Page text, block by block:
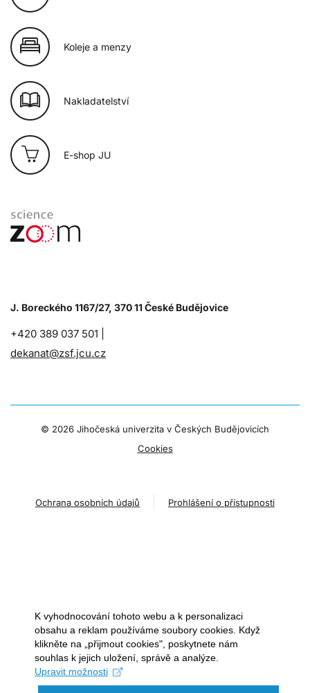
Koleje a menzy
Nakladatelství
E-shop JU
J. Boreckého 1167/27, 370 11 České Budějovice
+420 389 037 501 |
dekanat@zsf.jcu.cz
© 2026 Jihočeská univerzita v Českých Budějovicích
Cookies
Ochrana osobních údajů Prohlášení o přístupnosti
K vyhodnocování tohoto webu a k personalizaci
obsahu a reklam používáme soubory cookies. Když
klikněte na „přijmout cookies", poskytnete nám
souhlas k jejich uložení, správě a analýze.
Upravit možnosti